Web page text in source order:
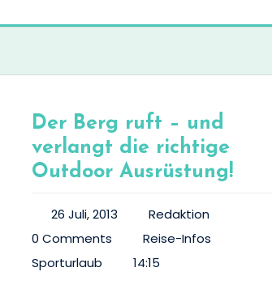
Der Berg ruft – und
verlangt die richtige
Outdoor Ausrüstung!
26 Juli, 2013
Redaktion
0 Comments
Reise-Infos
Sporturlaub
14:15